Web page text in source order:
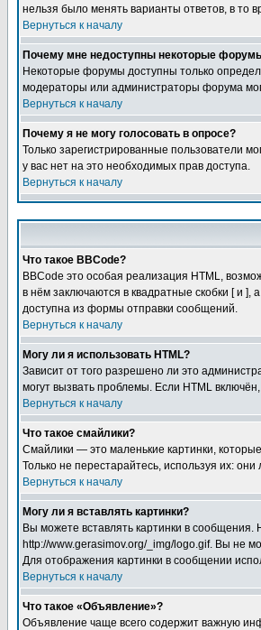
нельзя было менять варианты ответов, в то
Вернуться к началу
Почему мне недоступны некоторые
Некоторые форумы доступны только
модераторы или администраторы форума
Вернуться к началу
Почему я не могу голосовать в опросе?
Только зарегистрированные пользователи
у вас нет на это необходимых прав доступа.
Вернуться к началу
Что такое BBCode?
BBCode это особая реализация HTML,
в нём заключаются в квадратные скобки [ и
доступна из формы отправки сообщений.
Вернуться к началу
Могу ли я использовать HTML?
Зависит от того разрешено ли это
могут вызвать проблемы. Если HTML
Вернуться к началу
Что такое смайлики?
Смайлики — это маленькие картинки,
Только не перестарайтесь, используя их:
Вернуться к началу
Могу ли я вставлять картинки?
Вы можете вставлять картинки в
http://www.gerasimov.org/_img/logo.gif. Вы не
Для отображения картинки в сообщении
Вернуться к началу
Что такое «Объявление»?
Объявление чаще всего содержит важную